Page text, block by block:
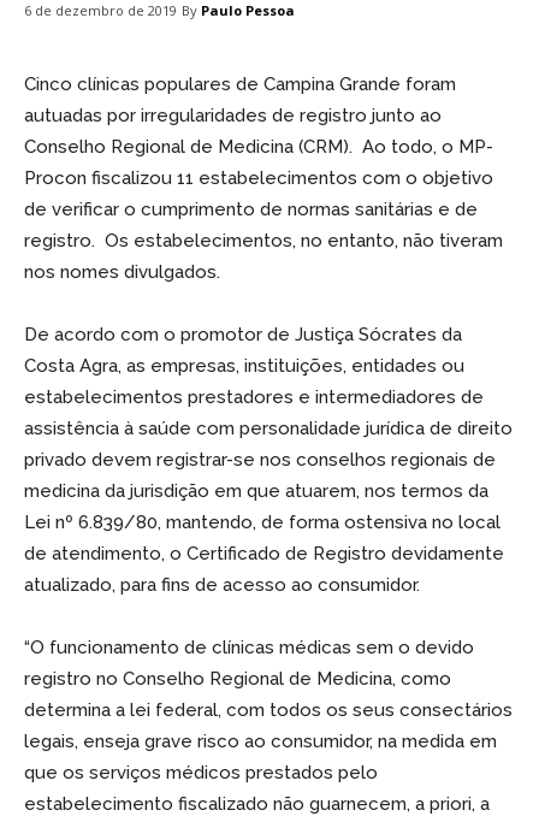
6 de dezembro de 2019 By Paulo Pessoa
Cinco clínicas populares de Campina Grande foram
autuadas por irregularidades de registro junto ao
Conselho Regional de Medicina (CRM). Ao todo, o MP-
Procon fiscalizou 11 estabelecimentos com o objetivo
de verificar o cumprimento de normas sanitárias e de
registro. Os estabelecimentos, no entanto, não tiveram
nos nomes divulgados.
De acordo com o promotor de Justiça Sócrates da
Costa Agra, as empresas, instituições, entidades ou
estabelecimentos prestadores e intermediadores de
assistência à saúde com personalidade jurídica de direito
privado devem registrar-se nos conselhos regionais de
medicina da jurisdição em que atuarem, nos termos da
Lei nº 6.839/80, mantendo, de forma ostensiva no local
de atendimento, o Certificado de Registro devidamente
atualizado, para fins de acesso ao consumidor.
“O funcionamento de clínicas médicas sem o devido
registro no Conselho Regional de Medicina, como
determina a lei federal, com todos os seus consectários
legais, enseja grave risco ao consumidor, na medida em
que os serviços médicos prestados pelo
estabelecimento fiscalizado não guarnecem, a priori, a